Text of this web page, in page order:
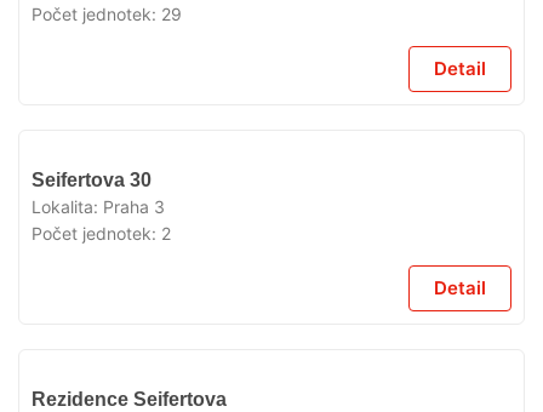
Počet jednotek: 29
Detail
Seifertova 30
Lokalita: Praha 3
Počet jednotek: 2
Detail
Rezidence Seifertova